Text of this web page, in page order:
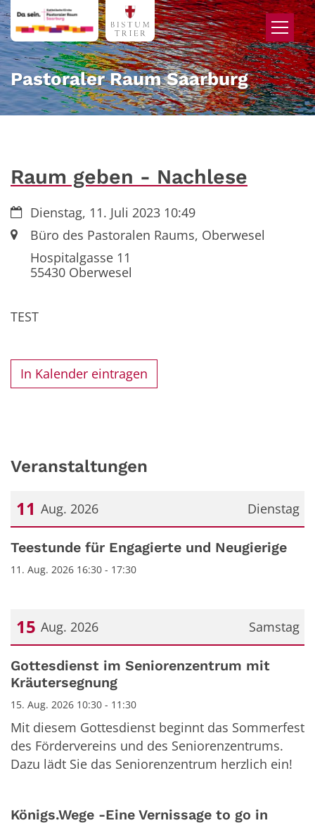
Zum Inhalt springen
Pastoraler Raum Saarburg
Raum geben - Nachlese
Datum:Dienstag, 11. Juli 2023 10:49
Ort:Büro des Pastoralen Raums, Oberwesel
Hospitalgasse 11
55430Oberwesel
TEST
In Kalender eintragen
Veranstaltungen
Dienstag
11 Aug. 2026
Datum: 11. August 2026
Teestunde für Engagierte und Neugierige
11. Aug. 2026 16:30 - 17:30
Samstag
15 Aug. 2026
Datum: 15. August 2026
Gottesdienst im Seniorenzentrum mit
Kräutersegnung
15. Aug. 2026 10:30 - 11:30
Mit diesem Gottesdienst beginnt das Sommerfest
des Fördervereins und des Seniorenzentrums.
Dazu lädt Sie das Seniorenzentrum herzlich ein!
Königs.Wege -Eine Vernissage to go in